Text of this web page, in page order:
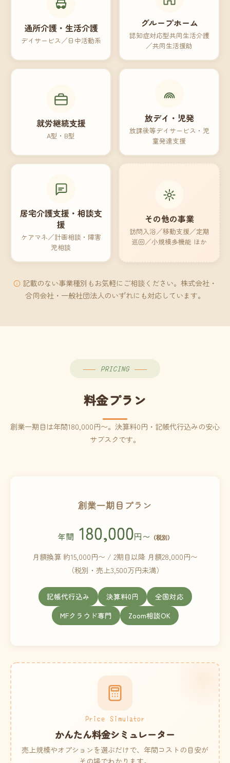
通所介護・生活介護
デイサービス／日中活動系
グループホーム
認知症対応型共同生活介護
／共同生活援助
就労継続支援
A型・B型
放デイ・児発
放課後等デイサービス・児
童発達支援
居宅介護支援・相談支
援
ケアマネ／計画相談・障害
児相談
その他の事業
訪問入浴／移動支援／定期
巡回／小規模多機能 ほか
記載のない事業種別もお気軽にご相談ください。株式会社・
合同会社・一般社団法人のいずれにも対応しています。
PRICING
料金プラン
創業一期目は年間180,000円〜。決算料0円・記帳代行込みの安心
サブスクです。
創業一期目プラン
年間 180,000円〜 （税別）
月額換算 約15,000円〜 / 2期目以降 月額28,000円〜
（税別・売上3,500万円未満）
記帳代行込み 決算料0円
全国対応
MFクラウド専門
Zoom相談OK
Price Simulator
かんたん料金シミュレーター
売上規模やオプションを選ぶだけで、年間コストの目安が
その場でわかります。